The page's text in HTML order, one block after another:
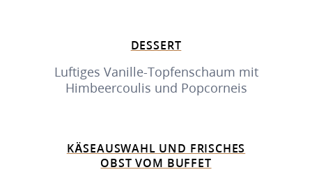
DESSERT
Luftiges Vanille-Topfenschaum mit
Himbeercoulis und Popcorneis
KÄSEAUSWAHL UND FRISCHES
OBST VOM BUFFET